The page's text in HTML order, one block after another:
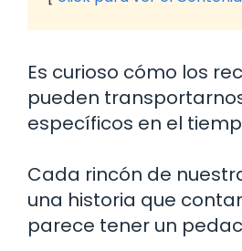
Es curioso cómo los
pueden
específicos en el
Cada rincón de
una historia que
parece tener un